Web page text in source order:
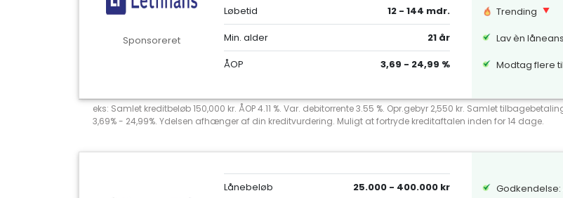
Sponsoreret
Løbetid
12 - 144 mdr.
Min. alder
21 år
ÅOP
3,69 - 24,99 %
Trending
Lav èn
Modtag flere
eks: Samlet kreditbeløb 150,000 kr. ÅOP 4.11 %. Var. debitorrente 3.55 %. Opr.gebyr 2,550 kr. Samlet
3,69% - 24,99%. Ydelsen afhænger af din kreditvurdering. Muligt at fortryde kreditaftalen inden for 14 dage.
Lånebeløb
25.000 - 400.000 kr